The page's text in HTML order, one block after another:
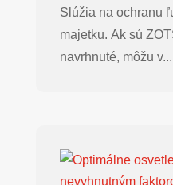
Slúžia na ochranu
majetku. Ak sú
navrhnuté, môžu v...